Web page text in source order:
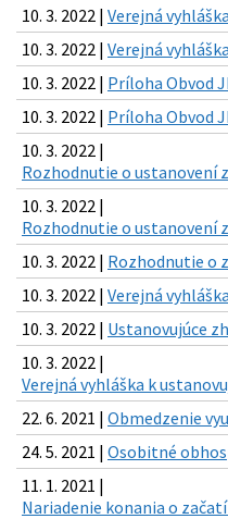
10. 3. 2022 | Verejná
10. 3. 2022 | Verejná
10. 3. 2022 | Príloha Obvod
10. 3. 2022 | Príloha Obvod
10. 3. 2022 |
Rozhodnutie o ustanovení
10. 3. 2022 |
Rozhodnutie o ustanovení
10. 3. 2022 | Rozhodnutie o
10. 3. 2022 | Verejná
10. 3. 2022 | Ustanovujúce
10. 3. 2022 |
Verejná vyhláška k
22. 6. 2021 | Obmedzenie
24. 5. 2021 | Osobitné
11. 1. 2021 |
Nariadenie konania o